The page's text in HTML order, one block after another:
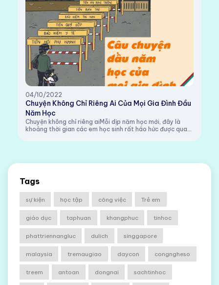
04/10/2022
Chuyện Không Chỉ Riêng Ai Của Mọi Gia Đình Đầu
Năm Học
Chuyện không chỉ riêng aiMỗi dịp năm học mới, đây là
khoảng thời gian các em học sinh rất háo hức được quay
thầy cô và các bạn. Còn các ...
Tags
sự kiện học tập công việc Trẻ em
giáo dục taphuan khangphuc tinhoc
phattriennangluc dulich singgapore
malaysia tremaugiao daycon congngheso
treem antoan dongnai sachtinhoc